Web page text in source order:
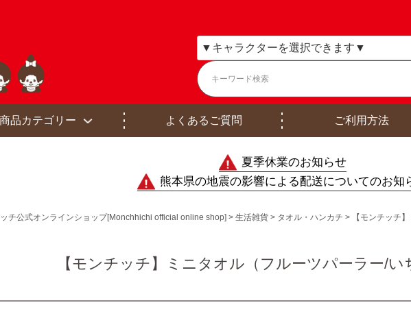
商品カテゴリー よくあるご質問 ご利用方法
夏季休業のお知らせ
熊本県の地震の影響による配送についてのお知
チ公式オンラインショップ[Monchhichi official online shop] 生活雑貨 タオル・ハンカチ 【モンチッチ
【モンチッチ】ミニタオル（フルーツパーラー/い